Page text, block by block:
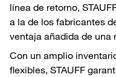
línea de retorno,
a la de los fabricantes
ventaja añadida de una
Con un amplio
flexibles, STAUFF